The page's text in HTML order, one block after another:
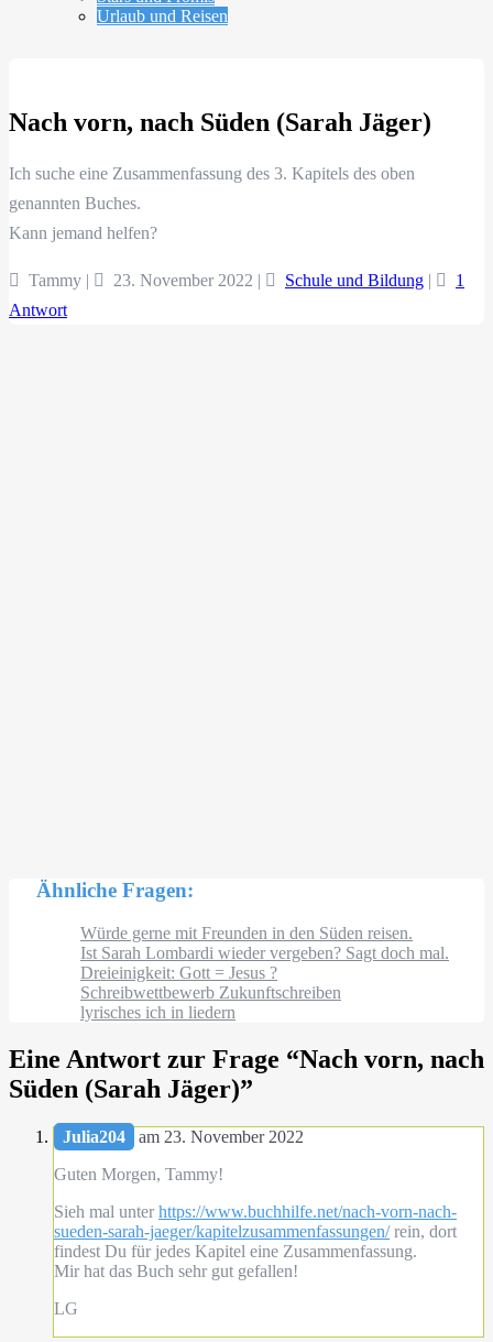
Urlaub und Reisen
Nach vorn, nach Süden (Sarah Jäger)
Ich suche eine Zusammenfassung des 3. Kapitels des oben
genannten Buches.
Kann jemand helfen?
Tammy | 23. November 2022 | Schule und Bildung |
1
Antwort
Ähnliche Fragen:
Würde gerne mit Freunden in den Süden reisen.
Ist Sarah Lombardi wieder vergeben? Sagt doch mal.
Dreieinigkeit: Gott = Jesus ?
Schreibwettbewerb Zukunftschreiben
lyrisches ich in liedern
Eine Antwort zur Frage “Nach vorn, nach
Süden (Sarah Jäger)”
Julia204
am 23. November 2022
Guten Morgen, Tammy!
Sieh mal unter https://www.buchhilfe.net/nach-vorn-nach-
sueden-sarah-jaeger/kapitelzusammenfassungen/rein, dort
findest Du für jedes Kapitel eine Zusammenfassung.
Mir hat das Buch sehr gut gefallen!
LG